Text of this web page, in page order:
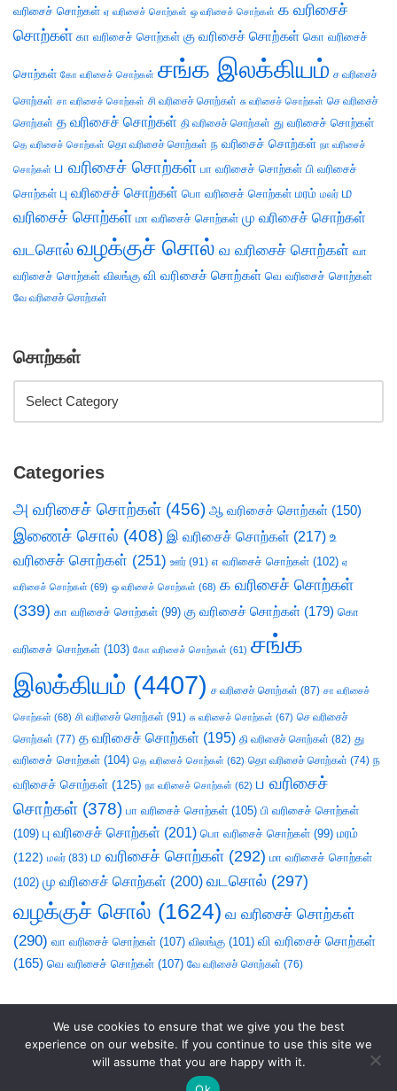
வரிசைச் சொற்கள் ஏ வரிசைச் சொற்கள் ஒ வரிசைச் சொற்கள் க வரிசைச்
சொற்கள் கா வரிசைச் சொற்கள் கு வரிசைச் சொற்கள் கொ வரிசைச்
சொற்கள் கோ வரிசைச் சொற்கள் சங்க இலக்கியம் ச வரிசைச்
சொற்கள் சா வரிசைச் சொற்கள் சி வரிசைச் சொற்கள் சு வரிசைச் சொற்கள் செ வரிசைச்
சொற்கள் த வரிசைச் சொற்கள் தி வரிசைச் சொற்கள் து வரிசைச் சொற்கள்
தெ வரிசைச் சொற்கள் தொ வரிசைச் சொற்கள் ந வரிசைச் சொற்கள் நா வரிசைச்
சொற்கள் ப வரிசைச் சொற்கள் பா வரிசைச் சொற்கள் பி வரிசைச்
சொற்கள் பு வரிசைச் சொற்கள் பொ வரிசைச் சொற்கள் மரம் மலர் ம
வரிசைச் சொற்கள் மா வரிசைச் சொற்கள் மு வரிசைச் சொற்கள்
வடசொல் வழக்குச் சொல் வ வரிசைச் சொற்கள் வா
வரிசைச் சொற்கள் விலங்கு வி வரிசைச் சொற்கள் வெ வரிசைச் சொற்கள்
வே வரிசைச் சொற்கள்
சொற்கள்
Categories
அ வரிசைச் சொற்கள் (456) ஆ வரிசைச் சொற்கள் (150)
இணைச் சொல் (408) இ வரிசைச் சொற்கள் (217) உ
வரிசைச் சொற்கள் (251) ஊர் (91) எ வரிசைச் சொற்கள் (102) ஏ
வரிசைச் சொற்கள் (69) ஒ வரிசைச் சொற்கள் (68) க வரிசைச் சொற்கள்
(339) கா வரிசைச் சொற்கள் (99) கு வரிசைச் சொற்கள் (179) கொ
வரிசைச் சொற்கள் (103) கோ வரிசைச் சொற்கள் (61) சங்க
இலக்கியம் (4407) ச வரிசைச் சொற்கள் (87) சா வரிசைச்
சொற்கள் (68) சி வரிசைச் சொற்கள் (91) சு வரிசைச் சொற்கள் (67) செ வரிசைச்
சொற்கள் (77) த வரிசைச் சொற்கள் (195) தி வரிசைச் சொற்கள் (82) து
வரிசைச் சொற்கள் (104) தெ வரிசைச் சொற்கள் (62) தொ வரிசைச் சொற்கள் (74) ந
வரிசைச் சொற்கள் (125) நா வரிசைச் சொற்கள் (62) ப வரிசைச்
சொற்கள் (378) பா வரிசைச் சொற்கள் (105) பி வரிசைச் சொற்கள்
(109) பு வரிசைச் சொற்கள் (201) பொ வரிசைச் சொற்கள் (99) மரம்
(122) மலர் (83) ம வரிசைச் சொற்கள் (292) மா வரிசைச் சொற்கள்
(102) மு வரிசைச் சொற்கள் (200) வடசொல் (297)
வழக்குச் சொல் (1624) வ வரிசைச் சொற்கள்
(290) வா வரிசைச் சொற்கள் (107) விலங்கு (101) வி வரிசைச் சொற்கள்
(165) வெ வரிசைச் சொற்கள் (107) வே வரிசைச் சொற்கள் (76)
We use cookies to ensure that we give you the best
experience on our website. If you continue to use this site we
will assume that you are happy with it.